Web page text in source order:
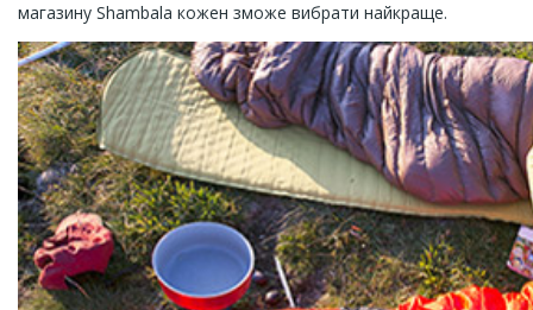
магазину Shambala кожен зможе вибрати найкраще.